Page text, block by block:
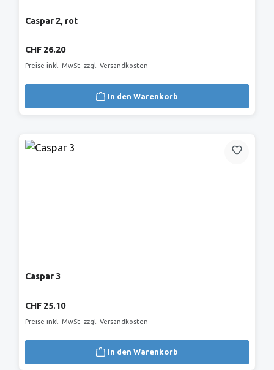
Caspar 2, rot
Regulärer Preis:
CHF 26.20
Preise inkl. MwSt. zzgl. Versandkosten
In den Warenkorb
Caspar 3
Regulärer Preis:
CHF 25.10
Preise inkl. MwSt. zzgl. Versandkosten
In den Warenkorb